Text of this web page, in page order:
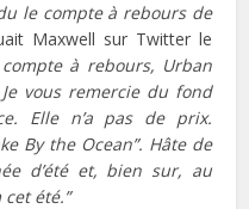
le compte à rebours de
Maxwell sur Twitter le
à rebours, Urban
vous remercie du fond
Elle n’a pas de prix.
By the Ocean”. Hâte de
d’été et, bien sur, au
été.”